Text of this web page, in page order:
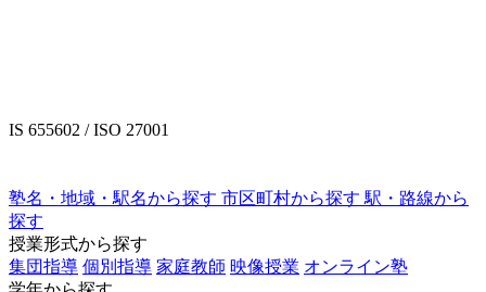
IS 655602 / ISO 27001
塾名・地域・駅名から探す 市区町村から探す 駅・路線から
探す
授業形式から探す
集団指導 個別指導 家庭教師 映像授業 オンライン塾